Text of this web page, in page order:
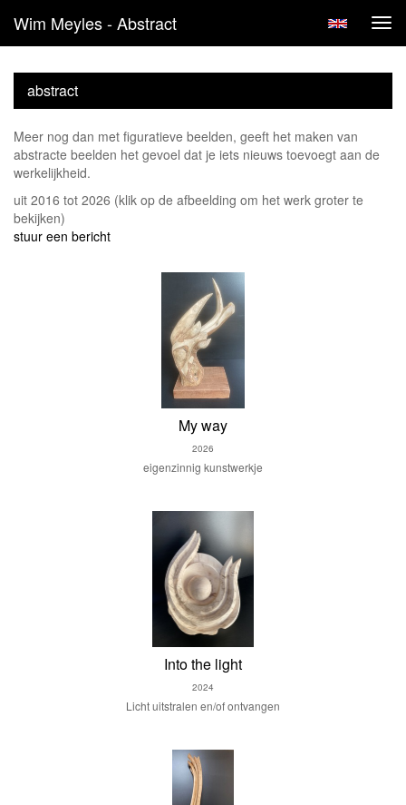
Wim Meyles - Abstract
abstract
Meer nog dan met figuratieve beelden, geeft het maken van
abstracte beelden het gevoel dat je iets nieuws toevoegt aan de
werkelijkheid.
uit 2016 tot 2026 (klik op de afbeelding om het werk groter te
bekijken)
stuur een bericht
My way
2026
eigenzinnig kunstwerkje
Into the light
2024
Licht uitstralen en/of ontvangen